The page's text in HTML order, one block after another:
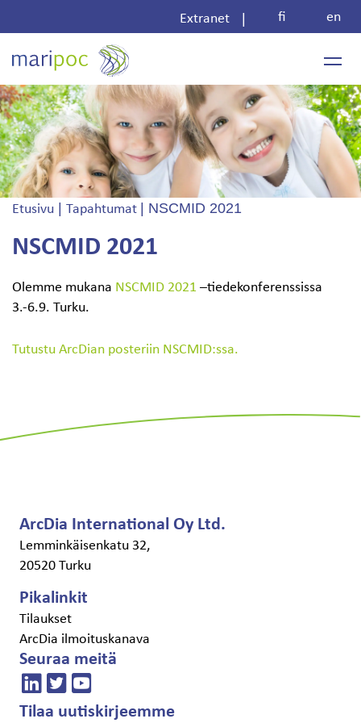
Extranet fi en
Etusivu Tapahtumat NSCMID 2021
NSCMID 2021
Olemme mukana NSCMID 2021 –tiedekonferenssissa
3.-6.9. Turku.
Tutustu ArcDian posteriin NSCMID:ssa.
ArcDia International Oy Ltd.
Lemminkäisenkatu 32,
20520 Turku
Pikalinkit
Tilaukset
ArcDia ilmoituskanava
Seuraa meitä
Tilaa uutiskirjeemme